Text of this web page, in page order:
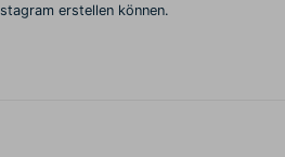
erstellen können.